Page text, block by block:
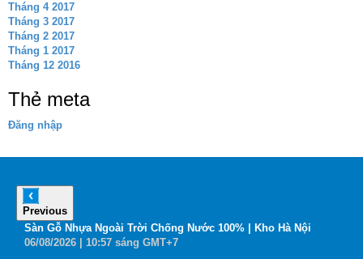
Tháng 4 2017
Tháng 3 2017
Tháng 2 2017
Tháng 1 2017
Tháng 12 2016
Thẻ meta
Đăng nhập
Previous
Sàn Gỗ Nhựa Ngoài Trời Chống Nước 100% | Kho Hà Nội
06/08/2026 | 10:57 sáng GMT+7